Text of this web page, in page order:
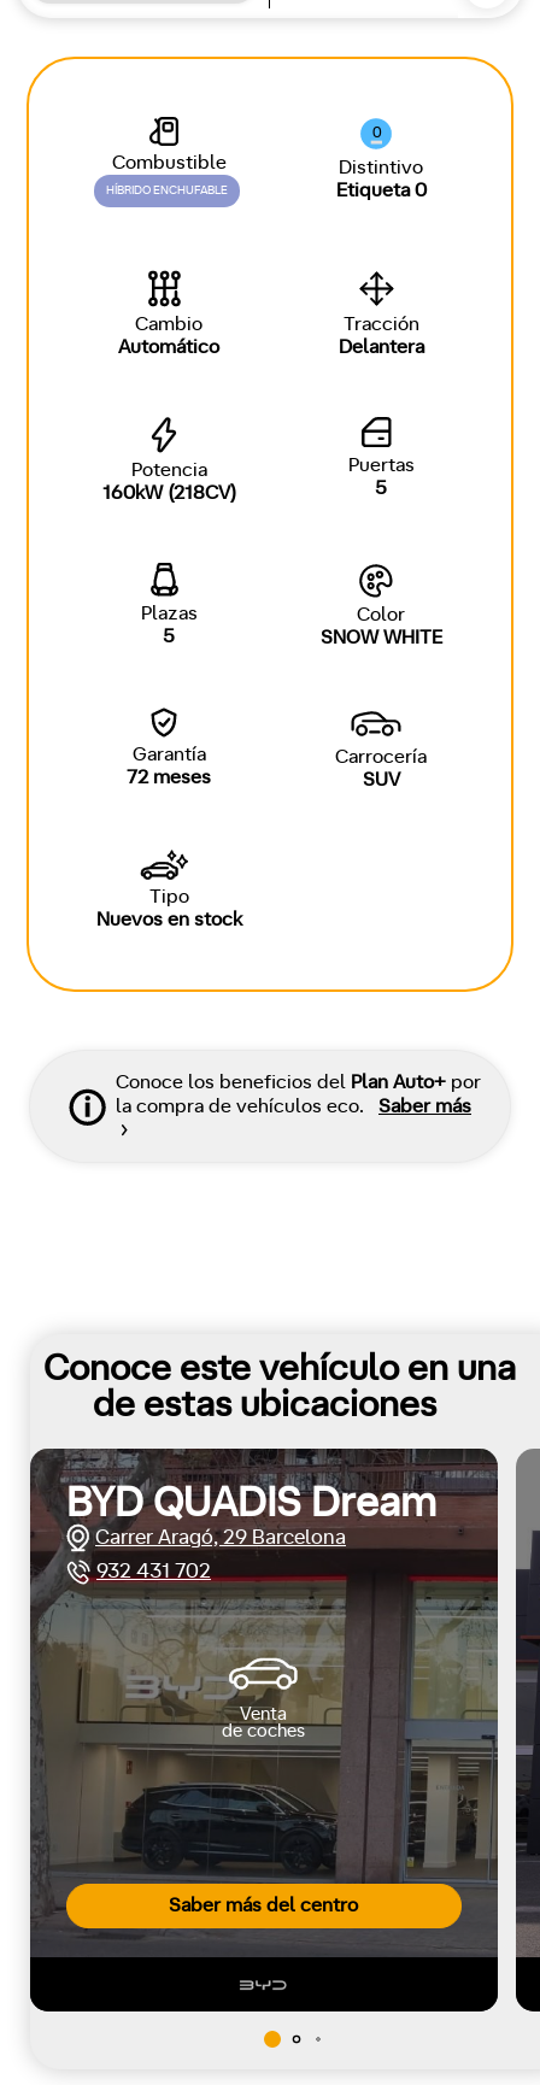
Combustible
HÍBRIDO ENCHUFABLE
0
Distintivo
Etiqueta 0
Cambio
Automático
Tracción
Delantera
Potencia
160kW (218CV)
Puertas
5
Plazas
5
Color
SNOW WHITE
Garantía
72 meses
Carrocería
SUV
Tipo
Nuevos en stock
Conoce los beneficios del Plan Auto+ por
la compra de vehículos eco.
Saber más
Conoce este vehículo en una
de estas ubicaciones
Saber más del centro
BYD QUADIS Dream
Carrer Aragó, 29 Barcelona
932 431 702
Venta
de coches